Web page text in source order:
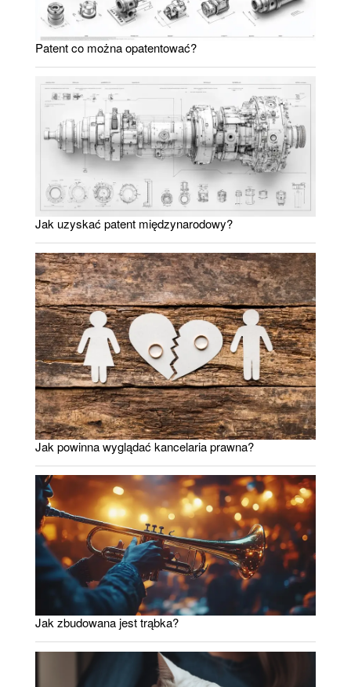
Patent co można opatentować?
Jak uzyskać patent międzynarodowy?
Jak powinna wyglądać kancelaria prawna?
Jak zbudowana jest trąbka?